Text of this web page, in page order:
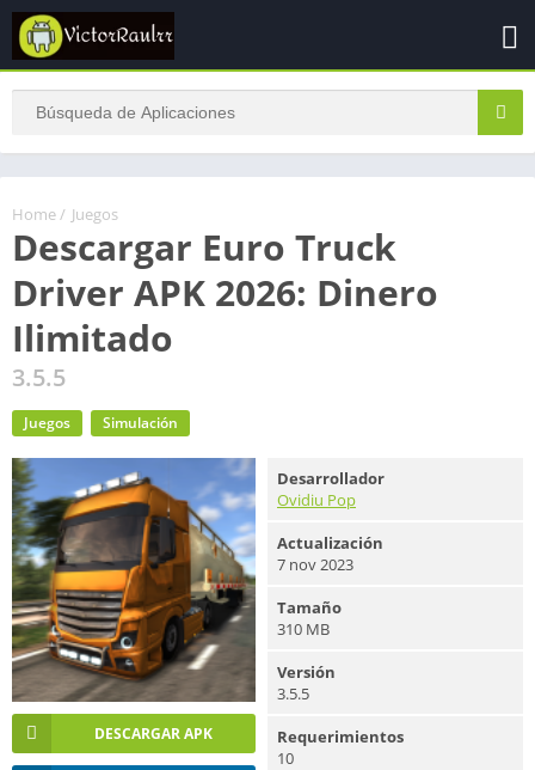
Home / Juegos
Descargar Euro Truck
Driver APK 2026: Dinero
Ilimitado
3.5.5
Juegos Simulación
DESCARGAR APK
Desarrollador
Ovidiu Pop
Actualización
7 nov 2023
Tamaño
310 MB
Versión
3.5.5
Requerimientos
10